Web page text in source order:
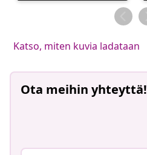
Katso, miten kuvia ladataan
Ota meihin yhteyttä!